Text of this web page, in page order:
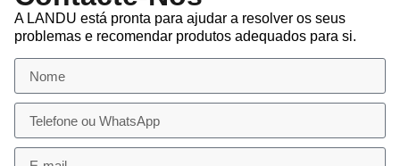
A LANDU está pronta para ajudar a resolver os seus
problemas e recomendar produtos adequados para si.